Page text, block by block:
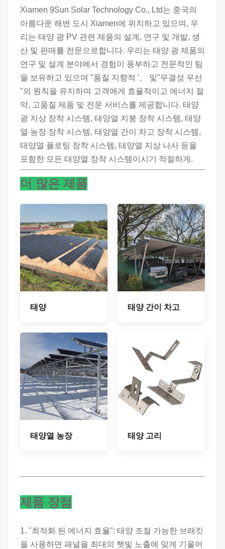
Xiamen 9Sun Solar Technology Co., Ltd는 중국의
아름다운 해변 도시 Xiamen에 위치하고 있으며, 우
리는 태양 광 PV 관련 제품의 설계, 연구 및 개발, 생
산 및 판매를 전문으로합니다. 우리는 태양 광 제품의
연구 및 설계 분야에서 경험이 풍부하고 전문적인 팀
을 보유하고 있으며 "품질 지향적 '、 및"무결성 우선
"의 원칙을 유지하며 고객에게 효율적이고 에너지 절
약, 고품질 제품 및 전문 서비스를 제공합니다. 태양
광 지상 장착 시스템, 태양열 지붕 장착 시스템, 태양
열 농장 장착 시스템, 태양열 간이 차고 장착 시스템,
태양열 플로팅 장착 시스템, 태양열 지상 나사 등을
포함한 모든 태양열 장착 시스템이시기 적절하게.
더 많은 제품
태양 태양 간이 차고
태양열 농장 태양 고리
제품 장점
1. "최적화 된 에너지 효율": 태양 조절 가능한 브래킷
을 사용하면 패널을 최대의 햇빛 노출에 맞게 기울어